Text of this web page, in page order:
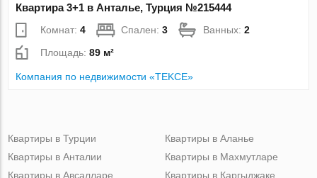
Квартира 3+1 в Анталье, Турция №215444
Комнат:4 Спален:3 Ванных:2
Площадь:89 м²
Компания по недвижимости «TEKCE»
Квартиры в Турции
Квартиры в Анталии
Квартиры в Авсалларе
Квартиры в Аланье
Квартиры в Махмутларе
Квартиры в Каргыджаке